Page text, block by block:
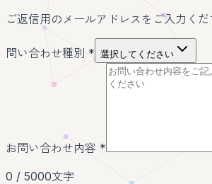
ご返信用のメールアドレスをご入力くだ
問い合わせ種別 * 選択してください
お問い合わせ内容 *
0 / 5000文字